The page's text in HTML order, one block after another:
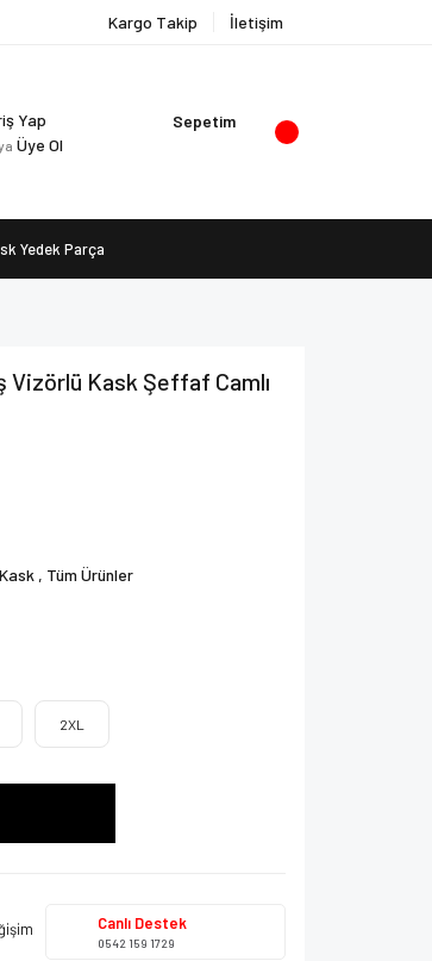
Kargo Takip İletişim
Yap
Üye Ol
Sepetim
Yedek Parça
Vizörlü Kask Şeffaf Camlı
, Tüm Ürünler
2XL
Canlı Destek
0542 159 1729